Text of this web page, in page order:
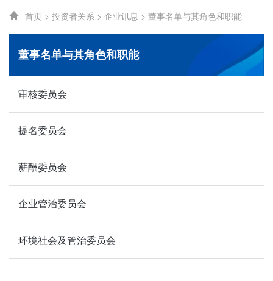
首页 > 投资者关系 > 企业讯息 > 董事名单与其角色和职能
董事名单与其角色和职能
审核委员会
提名委员会
薪酬委员会
企业管治委员会
环境社会及管治委员会